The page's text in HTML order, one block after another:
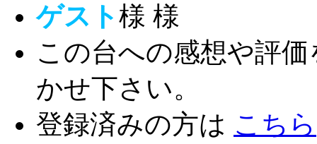
ゲスト様 様
この台への感想や評価
かせ下さい。
登録済みの方は こちら